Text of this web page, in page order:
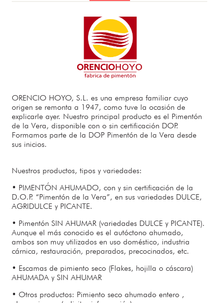
ORENCIO HOYO, S.L. es una empresa familiar cuyo
origen se remonta a 1947, como tuve la ocasión de
explicarle ayer. Nuestro principal producto es el Pimentón
de la Vera, disponible con o sin certificación DOP.
Formamos parte de la DOP Pimentón de la Vera desde
sus inicios.
Nuestros productos, tipos y variedades:
• PIMENTÓN AHUMADO, con y sin certificación de la
D.O.P. “Pimentón de la Vera”, en sus variedades DULCE,
AGRIDULCE y PICANTE.
• Pimentón SIN AHUMAR (variedades DULCE y PICANTE).
Aunque el más conocido es el autóctono ahumado,
ambos son muy utilizados en uso doméstico, industria
cárnica, restauración, preparados, precocinados, etc.
• Escamas de pimiento seco (Flakes, hojilla o cáscara)
AHUMADA y SIN AHUMAR
• Otros productos: Pimiento seco ahumado entero ,